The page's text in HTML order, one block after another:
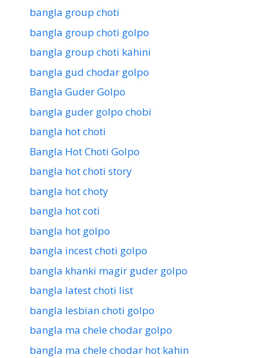
bangla group choti
bangla group choti golpo
bangla group choti kahini
bangla gud chodar golpo
Bangla Guder Golpo
bangla guder golpo chobi
bangla hot choti
Bangla Hot Choti Golpo
bangla hot choti story
bangla hot choty
bangla hot coti
bangla hot golpo
bangla incest choti golpo
bangla khanki magir guder golpo
bangla latest choti list
bangla lesbian choti golpo
bangla ma chele chodar golpo
bangla ma chele chodar hot kahin